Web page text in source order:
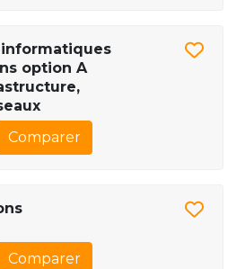
informatiques
option A
Comparer
Comparer